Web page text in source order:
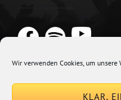
Wir verwenden Cookies, um unsere
KLAR,